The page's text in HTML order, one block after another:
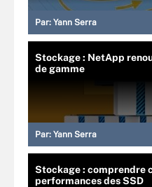
Par: Yann Serra
Stockage : NetApp
de gamme
Par: Yann Serra
Stockage : comprendre
performances des SSD